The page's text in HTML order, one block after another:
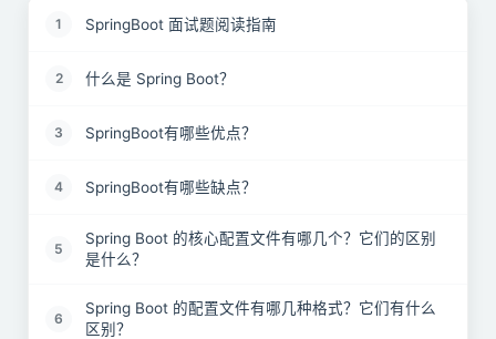
1 SpringBoot 面试题阅读指南
2 什么是 Spring Boot？
3 SpringBoot有哪些优点？
4 SpringBoot有哪些缺点？
5
Spring Boot 的核心配置文件有哪几个？它们的区别
是什么？
6
Spring Boot 的配置文件有哪几种格式？它们有什么
区别？